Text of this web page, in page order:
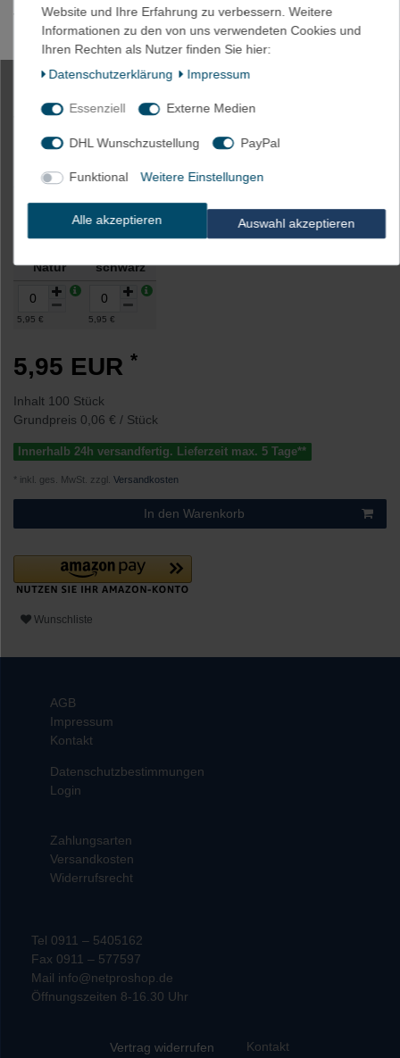
Verpackt a. 100 Stück
100 x Kabelbinder wieder lösbar
4,8x200mm natur o. schwarz
Artikelnummer1164-schwarz
Farbe
Natur
schwarz
5,95 € 5,95 €
5,95 EUR *
Inhalt 100 Stück
Grundpreis 0,06 € / Stück
Innerhalb 24h versandfertig. Lieferzeit max. 5 Tage**
* inkl. ges. MwSt. zzgl. Versandkosten
In den Warenkorb
Wunschliste
AGB
Impressum
Kontakt
Datenschutzbestimmungen
Login
Zahlungsarten
Versandkosten
Widerrufsrecht
Tel 0911 – 5405162
Fax 0911 – 577597
Mail info@netproshop.de
Öffnungszeiten 8-16.30 Uhr
Vertrag widerrufen Kontakt
Website und Ihre Erfahrung zu verbessern. Weitere
Informationen zu den von uns verwendeten Cookies und
Ihren Rechten als Nutzer finden Sie hier:
Daten­schutz­erklärung
Impressum
Essenziell Externe Medien
DHL Wunschzustellung PayPal
Funktional Weitere Einstellungen
Alle akzeptieren Auswahl akzeptieren